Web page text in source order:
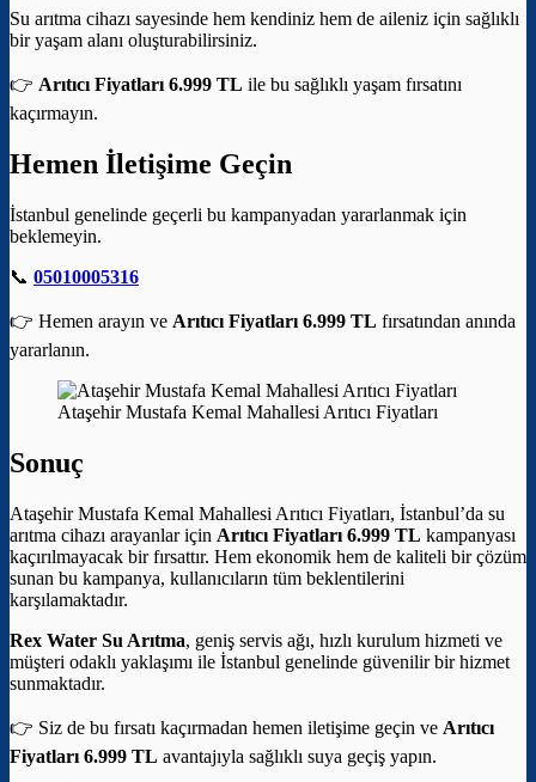
Su arıtma cihazı sayesinde hem kendiniz hem de aileniz için sağlıklı
bir yaşam alanı oluşturabilirsiniz.
👉 Arıtıcı Fiyatları 6.999 TL ile bu sağlıklı yaşam fırsatını
kaçırmayın.
Hemen İletişime Geçin
İstanbul genelinde geçerli bu kampanyadan yararlanmak için
beklemeyin.
📞 05010005316
👉 Hemen arayın ve Arıtıcı Fiyatları 6.999 TL fırsatından anında
yararlanın.
Ataşehir Mustafa Kemal Mahallesi Arıtıcı Fiyatları
Sonuç
Ataşehir Mustafa Kemal Mahallesi Arıtıcı Fiyatları, İstanbul’da su
arıtma cihazı arayanlar için Arıtıcı Fiyatları 6.999 TL kampanyası
kaçırılmayacak bir fırsattır. Hem ekonomik hem de kaliteli bir çözüm
sunan bu kampanya, kullanıcıların tüm beklentilerini
karşılamaktadır.
Rex Water Su Arıtma, geniş servis ağı, hızlı kurulum hizmeti ve
müşteri odaklı yaklaşımı ile İstanbul genelinde güvenilir bir hizmet
sunmaktadır.
👉 Siz de bu fırsatı kaçırmadan hemen iletişime geçin ve Arıtıcı
Fiyatları 6.999 TL avantajıyla sağlıklı suya geçiş yapın.